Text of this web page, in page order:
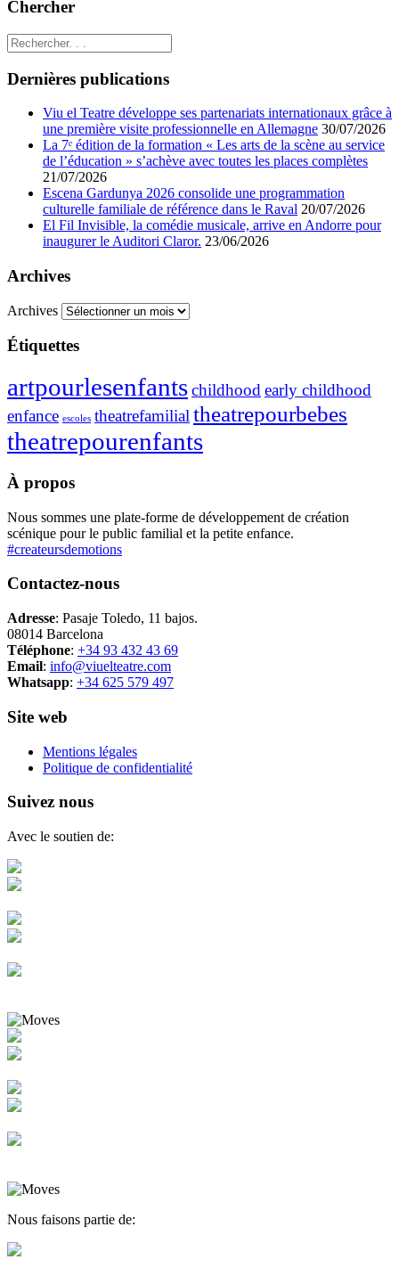
Chercher
Dernières publications
Viu el Teatre développe ses partenariats internationaux grâce à
une première visite professionnelle en Allemagne 30/07/2026
La 7ᵉ édition de la formation « Les arts de la scène au service
de l’éducation » s’achève avec toutes les places complètes
21/07/2026
Escena Gardunya 2026 consolide une programmation
culturelle familiale de référence dans le Raval 20/07/2026
El Fil Invisible, la comédie musicale, arrive en Andorre pour
inaugurer le Auditori Claror. 23/06/2026
Archives
Archives
Étiquettes
artpourlesenfantschildhood early childhood
enfance escoles theatrefamilial theatrepourbebes
theatrepourenfants
À propos
Nous sommes une plate-forme de développement de création
scénique pour le public familial et la petite enfance.
#createursdemotions
Contactez-nous
Adresse: Pasaje Toledo, 11 bajos.
08014 Barcelona
Téléphone: +34 93 432 43 69
Email: info@viuelteatre.com
Whatsapp: +34 625 579 497
Site web
Mentions légales
Politique de confidentialité
Suivez nous
Avec le soutien de:
Nous faisons partie de: